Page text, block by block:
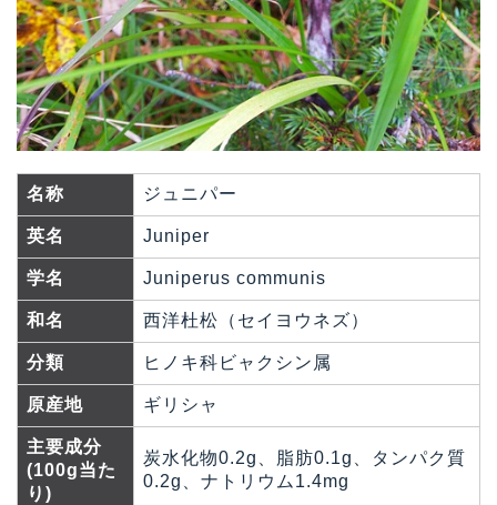
名称 ジュニパー
英名 Juniper
学名 Juniperus communis
和名 西洋杜松（セイヨウネズ）
分類 ヒノキ科ビャクシン属
原産地 ギリシャ
主要成分
(100g当た
り)
炭水化物0.2g、脂肪0.1g、タンパク質
0.2g、ナトリウム1.4mg